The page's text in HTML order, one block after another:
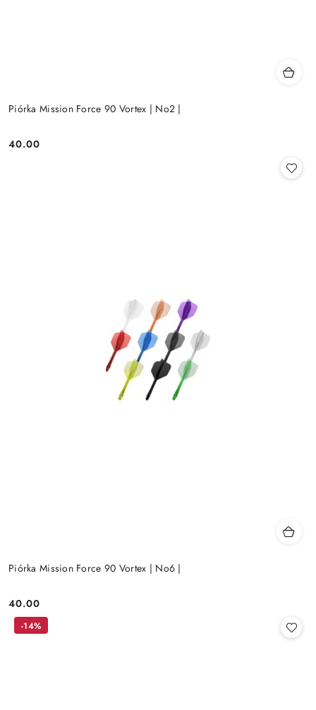
Piórka Mission Force 90 Vortex | No2 |
Cena:
40.00
Piórka Mission Force 90 Vortex | No6 |
Cena:
40.00
-14%